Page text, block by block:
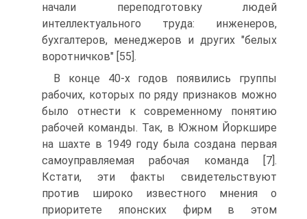
начали переподготовку людей
интеллектуального труда: инженеров,
бухгалтеров, менеджеров и других "белых
воротничков" [55].
В конце 40-х годов появились группы
рабочих, которых по ряду признаков можно
было отнести к современному понятию
рабочей команды. Так, в Южном Йоркшире
на шахте в 1949 году была создана первая
самоуправляемая рабочая команда [7].
Кстати, эти факты свидетельствуют
против широко известного мнения о
приоритете японских фирм в этом